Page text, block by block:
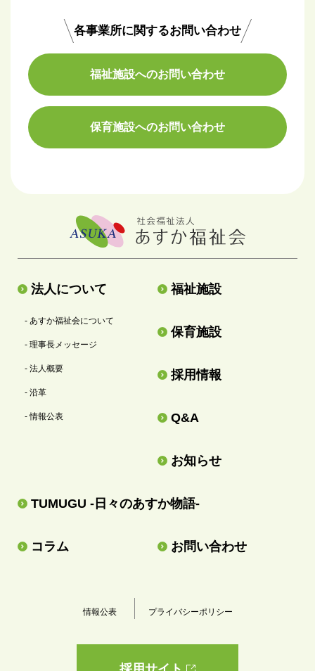
各事業所に関するお問い合わせ
福祉施設へのお問い合わせ
保育施設へのお問い合わせ
法人について
- あすか福祉会について
- 理事長メッセージ
- 法人概要
- 沿革
- 情報公表
福祉施設
保育施設
採用情報
Q&A
お知らせ
TUMUGU -日々のあすか物語-
コラム お問い合わせ
情報公表 プライバシーポリシー